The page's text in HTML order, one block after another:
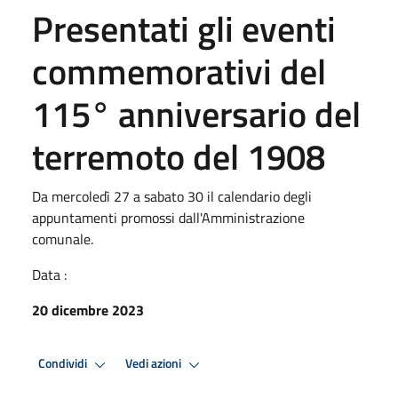
Presentati gli eventi
commemorativi del
115° anniversario del
terremoto del 1908
Da mercoledì 27 a sabato 30 il calendario degli
appuntamenti promossi dall'Amministrazione
comunale.
Data :
20 dicembre 2023
Condividi Vedi azioni